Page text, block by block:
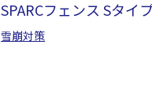
SPARCフェンス Sタイ
雪崩対策